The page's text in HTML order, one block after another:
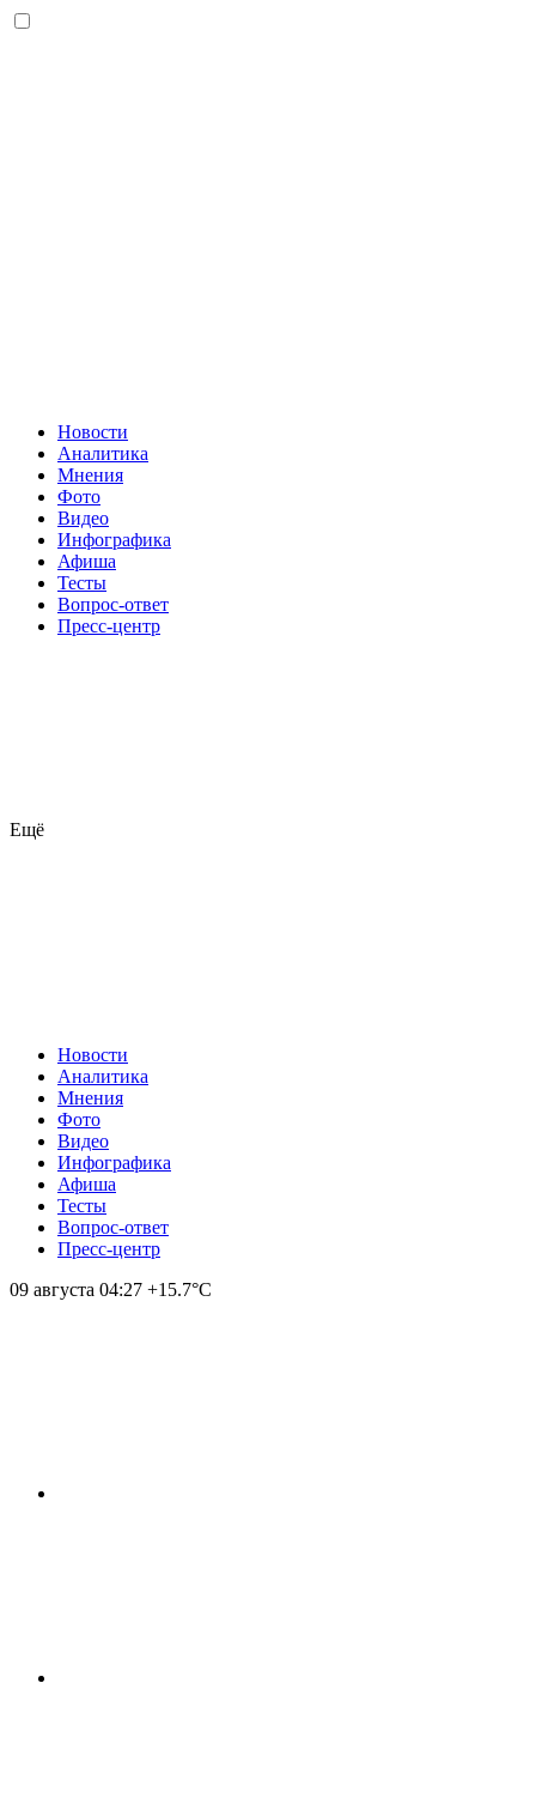
Новости
Аналитика
Мнения
Фото
Видео
Инфографика
Афиша
Тесты
Вопрос-ответ
Пресс-центр
Ещё
Новости
Аналитика
Мнения
Фото
Видео
Инфографика
Афиша
Тесты
Вопрос-ответ
Пресс-центр
09 августа 04:27 +15.7°С